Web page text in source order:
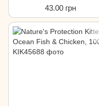
Salmon, 100г
43.00 грн